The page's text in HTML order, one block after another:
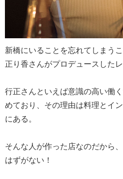
新橋にいることを忘れてしまう
正り香さんがプロデュースしたレ
行正さんといえば意識の高い働
めており、その理由は料理とイ
にある。
そんな人が作った店なのだから
はずがない！